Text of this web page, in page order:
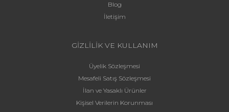
Blog
İletişim
GİZLİLİK VE KULLANIM
Üyelik Sözleşmesi
Mesafeli Satış Sözleşmesi
İlan ve Yasaklı Ürünler
Kişisel Verilerin Korunması